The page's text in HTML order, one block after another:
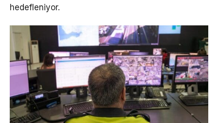
hedefleniyor.